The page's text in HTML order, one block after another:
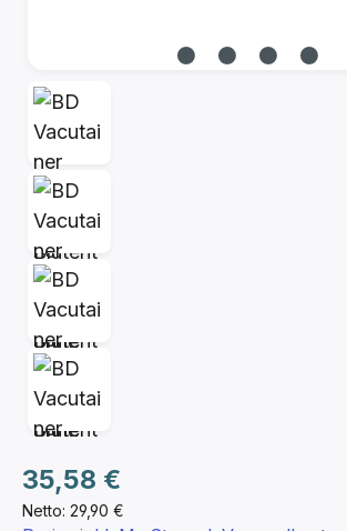
Netto: 29,90 €
Regulärer Preis:
35,58 €